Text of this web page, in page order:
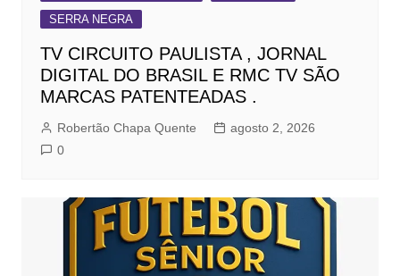
SERRA NEGRA
TV CIRCUITO PAULISTA , JORNAL
DIGITAL DO BRASIL E RMC TV SÃO
MARCAS PATENTEADAS .
Robertão Chapa Quente
agosto 2, 2026
0